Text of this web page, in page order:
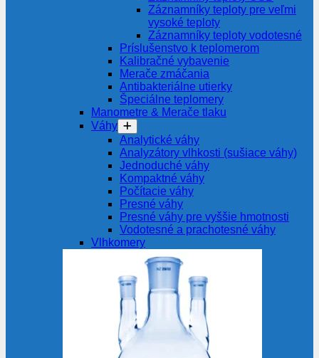
Záznamníky teploty pre veľmi
vysoké teploty
Záznamníky teploty vodotesné
Príslušenstvo k teplomerom
Kalibračné vybavenie
Merače zmáčania
Antibakteriálne utierky
Špeciálne teplomery
Manometre & Merače tlaku
Váhy
Analytické váhy
Analyzátory vlhkosti (sušiace váhy)
Jednoduché váhy
Kompaktné váhy
Počítacie váhy
Presné váhy
Presné váhy pre vyššie hmotnosti
Vodotesné a prachotesné váhy
Vlhkomery